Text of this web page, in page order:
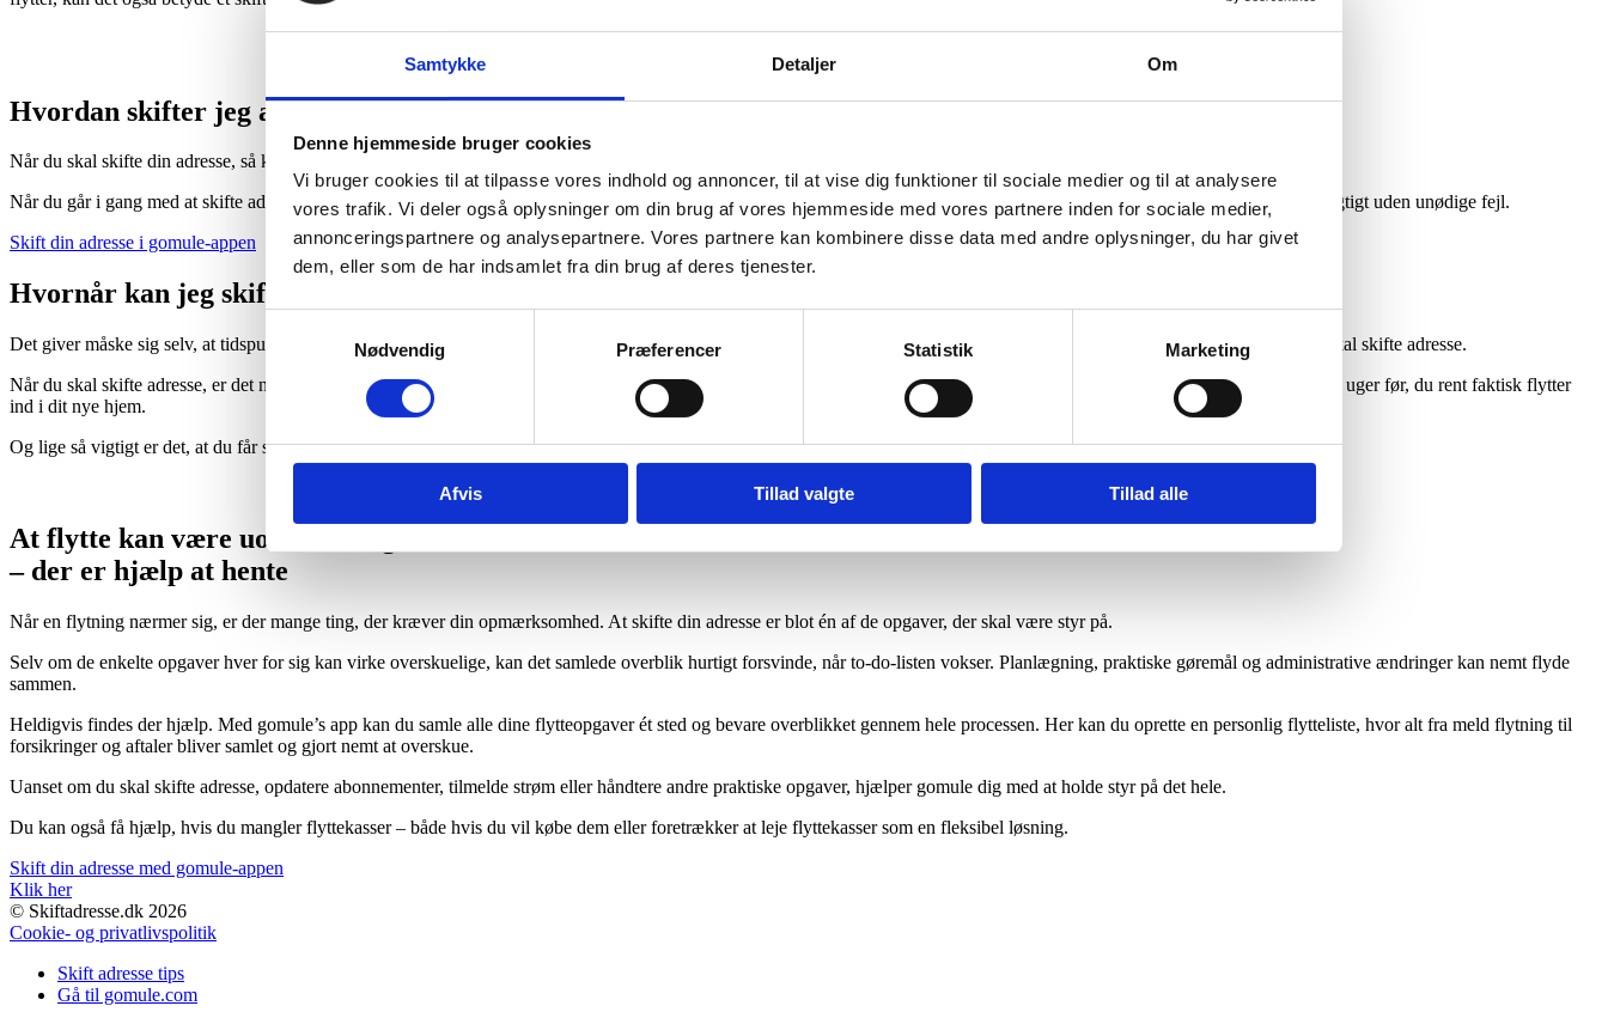
Samtykke Detaljer Om
Denne hjemmeside bruger cookies
Vi bruger cookies til at tilpasse vores indhold og annoncer, til at vise dig funktioner til sociale medier og til at analysere
vores trafik. Vi deler også oplysninger om din brug af vores hjemmeside med vores partnere inden for sociale medier,
annonceringspartnere og analysepartnere. Vores partnere kan kombinere disse data med andre oplysninger, du har givet
dem, eller som de har indsamlet fra din brug af deres tjenester.
Nødvendig
Præferencer Statistik Marketing
Afvis Tillad valgte Tillad alle
Hvordan skifter jeg adresse?
Når du skal skifte din adresse, så kan det klares digitalt direkte i gomules app. Her bliver din nye adresse registreret korrekt, så ændringen gælder fra den ønskede dato.
Når du går i gang med at skifte adressen i appen, guider gomule dig igennem de nødvendige trin og beder om de relevante oplysninger, så din adresseændring bliver håndteret rigtigt uden unødige fejl.
Skift din adresse i gomule-appen
Hvornår kan jeg skifte adresse?
Det giver måske sig selv, at tidspunktet for, hvornår du typisk skal skifte adresse, er, når du skal flytte. Men der er faktisk også et bestemt tidsrum i din flytningsproces, hvor du skal skifte adresse.
Når du skal skifte adresse, er det nemlig ikke helt ligegyldigt, hvornår du gør det. Du kan nemlig ikke gøre det på et hvilket som helst tidspunkt. Du kan tidligst skifte adresse fire uger før, du rent faktisk flytter
ind i dit nye hjem.
Og lige så vigtigt er det, at du får skiftet din adresse senest fem dage efter din flytning. Ellers kan det give en bøde.
At flytte kan være uoverskueligt
– der er hjælp at hente
Når en flytning nærmer sig, er der mange ting, der kræver din opmærksomhed. At skifte din adresse er blot én af de opgaver, der skal være styr på.
Selv om de enkelte opgaver hver for sig kan virke overskuelige, kan det samlede overblik hurtigt forsvinde, når to-do-listen vokser. Planlægning, praktiske gøremål og administrative ændringer kan nemt flyde
sammen.
Heldigvis findes der hjælp. Med gomule’s app kan du samle alle dine flytteopgaver ét sted og bevare overblikket gennem hele processen. Her kan du oprette en personlig flytteliste, hvor alt fra meld flytning til
forsikringer og aftaler bliver samlet og gjort nemt at overskue.
Uanset om du skal skifte adresse, opdatere abonnementer, tilmelde strøm eller håndtere andre praktiske opgaver, hjælper gomule dig med at holde styr på det hele.
Du kan også få hjælp, hvis du mangler flyttekasser – både hvis du vil købe dem eller foretrækker at leje flyttekasser som en fleksibel løsning.
Skift din adresse med gomule-appen
Klik her
© Skiftadresse.dk 2026
Cookie- og privatlivspolitik
Skift adresse tips
Gå til gomule.com